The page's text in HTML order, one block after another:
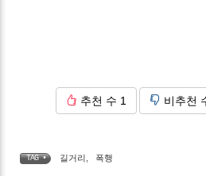
추천 수 1 비추천
TAG • 길거리 폭행